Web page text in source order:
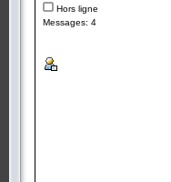
Hors ligne
Messages: 4